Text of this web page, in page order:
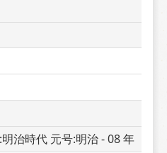
治時代 元号:明治 - 08 年